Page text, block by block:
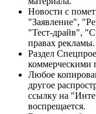
Новости с
"Заявление",
"Тест-драйв",
правах рекламы.
Раздел
коммерческими
Любое
другое
ссылку на
воспрещается.